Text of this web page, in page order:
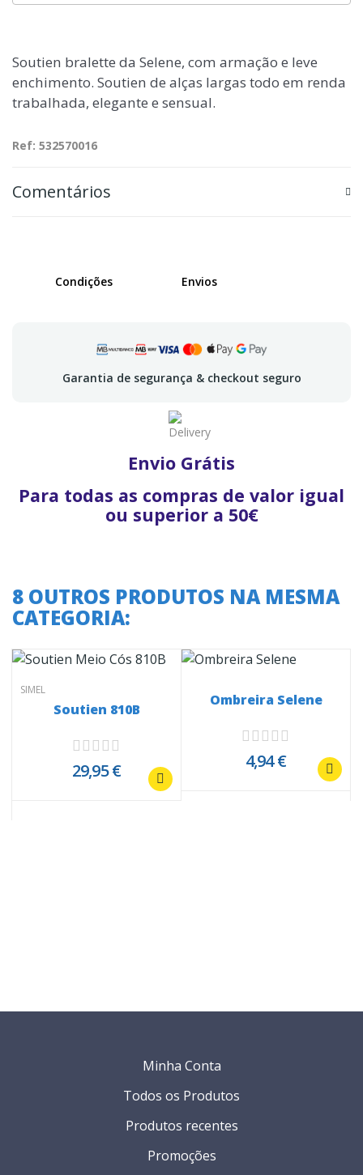
Soutien bralette da Selene, com armação e leve
enchimento. Soutien de alças largas todo em renda
trabalhada, elegante e sensual.
Ref: 532570016
Comentários
Condições Envios
Garantia de segurança & checkout seguro
Envio Grátis
Para todas as compras de valor igual
ou superior a 50€
8 OUTROS PRODUTOS NA MESMA
CATEGORIA:
SIMEL
Soutien 810B
29,95 €
Ombreira Selene
4,94 €
Minha Conta
Todos os Produtos
Produtos recentes
Promoções